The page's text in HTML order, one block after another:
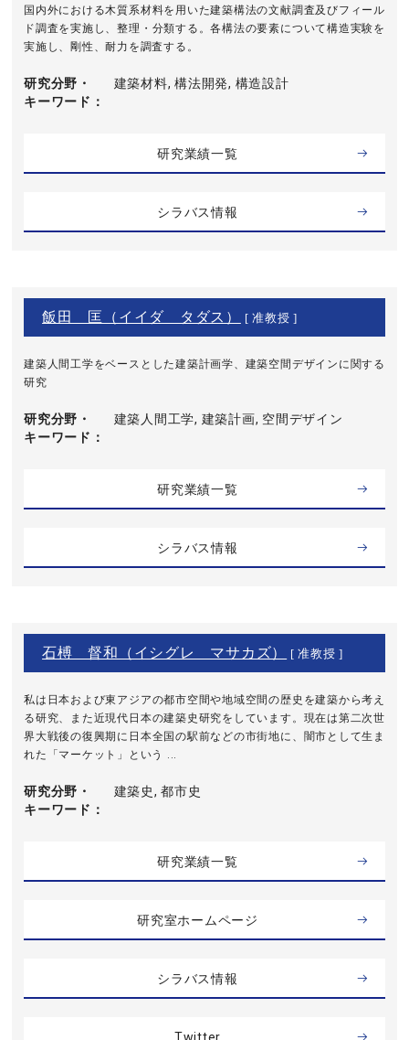
国内外における木質系材料を用いた建築構法の文献調査及びフィール
ド調査を実施し、整理・分類する。各構法の要素について構造実験を
実施し、剛性、耐力を調査する。
研究分野・
キーワード
建築材料, 構法開発, 構造設計
研究業績一覧
シラバス情報
飯田 匡（イイダ タダス） [ 准教授 ]
建築人間工学をベースとした建築計画学、建築空間デザインに関する
研究
研究分野・
キーワード
建築人間工学, 建築計画, 空間デザイン
研究業績一覧
シラバス情報
石榑 督和（イシグレ マサカズ） [ 准教授 ]
私は日本および東アジアの都市空間や地域空間の歴史を建築から考え
る研究、また近現代日本の建築史研究をしています。現在は第二次世
界大戦後の復興期に日本全国の駅前などの市街地に、闇市として生ま
れた「マーケット」という ...
研究分野・
キーワード
建築史, 都市史
研究業績一覧
研究室ホームページ
シラバス情報